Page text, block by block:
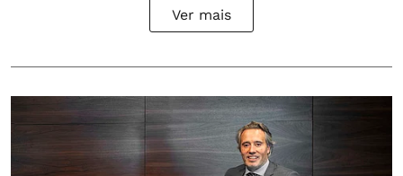
Ver mais